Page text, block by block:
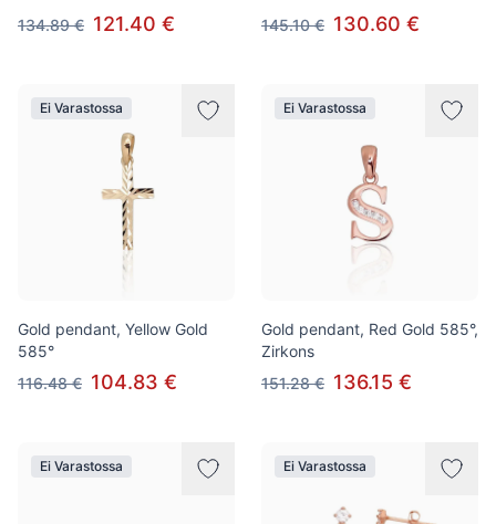
134.89 € 121.40 €
145.10 € 130.60 €
Ei Varastossa
Gold pendant, Yellow Gold
585°
116.48 € 104.83 €
Ei Varastossa
Gold pendant, Red Gold 585°,
Zirkons
151.28 € 136.15 €
Ei Varastossa Ei Varastossa